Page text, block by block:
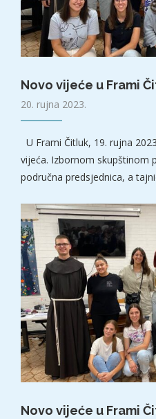
Novo vijeće u Frami
20. rujna 2023.
U Frami Čitluk, 19. rujna
vijeća. Izbornom skupštinom
područna predsjednica, a
Novo vijeće u Frami